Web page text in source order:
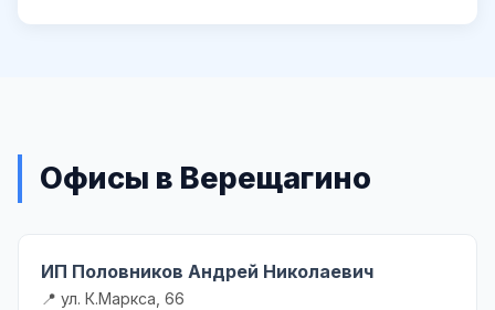
Офисы в Верещагино
ИП Половников Андрей Николаевич
📍 ул. К.Маркса, 66